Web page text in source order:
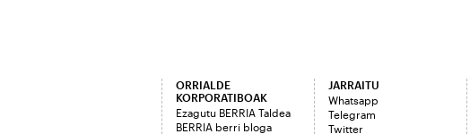
ORRIALDE
KORPORATIBOAK
Ezagutu BERRIA Taldea
BERRIA berri bloga
JARRAITU
Whatsapp
Telegram
Twitter